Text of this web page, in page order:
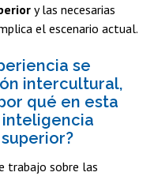
y las necesarias
el escenario actual.
se
intercultural,
qué en esta
inteligencia
trabajo sobre las